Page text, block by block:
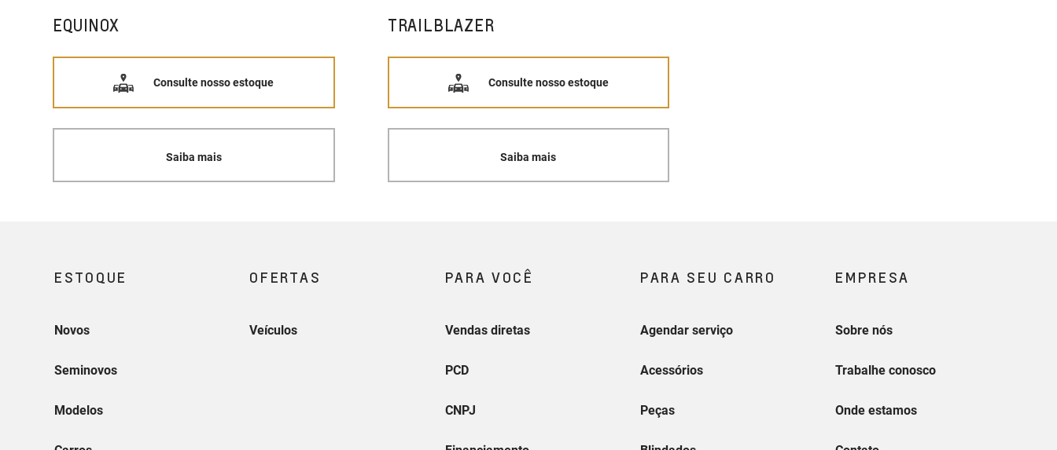
EQUINOX
Consulte nosso estoque
Saiba mais
TRAILBLAZER
Consulte nosso estoque
Saiba mais